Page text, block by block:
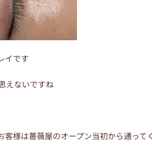
イです
えないですね
客様は薔薇屋のオープン当初から通って